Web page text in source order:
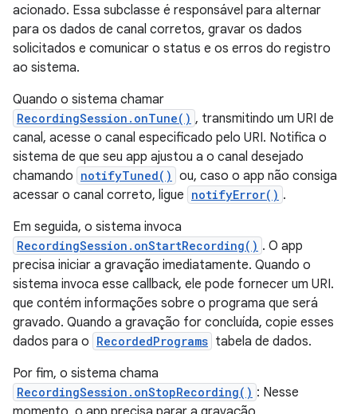
acionado. Essa subclasse é responsável para alternar
para os dados de canal corretos, gravar os dados
solicitados e comunicar o status e os erros do registro
ao sistema.
Quando o sistema chamar
RecordingSession.onTune() , transmitindo um URI de
canal, acesse o canal especificado pelo URI. Notifica o
sistema de que seu app ajustou a o canal desejado
chamando notifyTuned() ou, caso o app não consiga
acessar o canal correto, ligue notifyError() .
Em seguida, o sistema invoca
RecordingSession.onStartRecording() . O app
precisa iniciar a gravação imediatamente. Quando o
sistema invoca esse callback, ele pode fornecer um URI.
que contém informações sobre o programa que será
gravado. Quando a gravação for concluída, copie esses
dados para o RecordedPrograms tabela de dados.
Por fim, o sistema chama
RecordingSession.onStopRecording() : Nesse